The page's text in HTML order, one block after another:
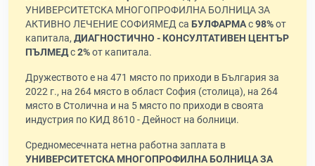
УНИВЕРСИТЕТСКА МНОГОПРОФИЛНА БОЛНИЦА ЗА
АКТИВНО ЛЕЧЕНИЕ СОФИЯМЕД са БУЛФАРМАс98%от
капитала, ДИАГНОСТИЧНО - КОНСУЛТАТИВЕН ЦЕНТЪР
ПЪЛМЕДс2%от капитала.
Дружеството е на 471 място по приходи в България за
2022 г., на 264 място в област София (столица), на 264
място в Столична и на 5 място по приходи в своята
индустрия по КИД 8610 - Дейност на болници.
Средномесечната нетна работна заплата в
УНИВЕРСИТЕТСКА МНОГОПРОФИЛНА БОЛНИЦА ЗА